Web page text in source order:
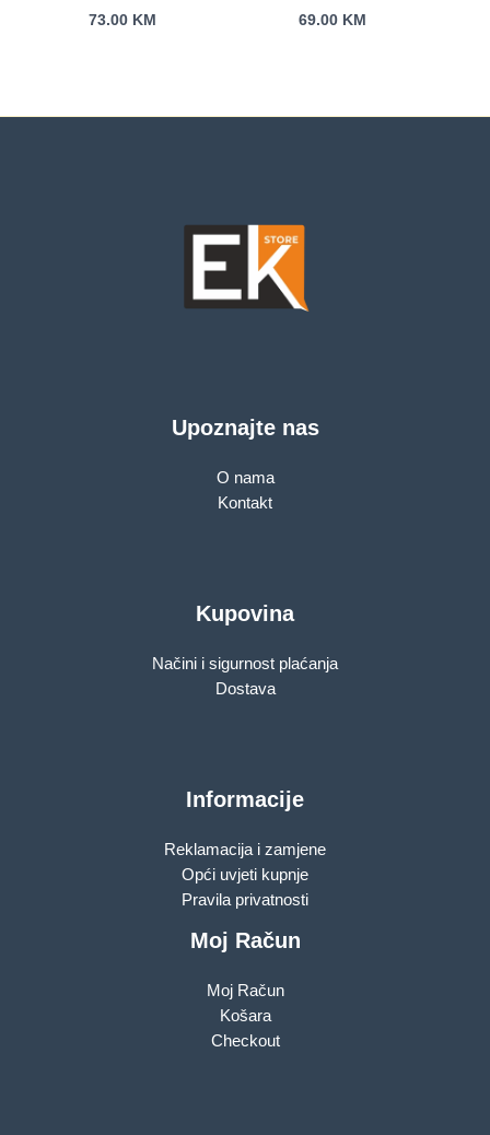
2.4 GHz + 1300
2× G LAN Ports, 1×
73.00 KM 69.00 KM
Upoznajte nas
O nama
Kontakt
Kupovina
Načini i sigurnost plaćanja
Dostava
Informacije
Reklamacija i zamjene
Opći uvjeti kupnje
Pravila privatnosti
Moj Račun
Moj Račun
Košara
Checkout